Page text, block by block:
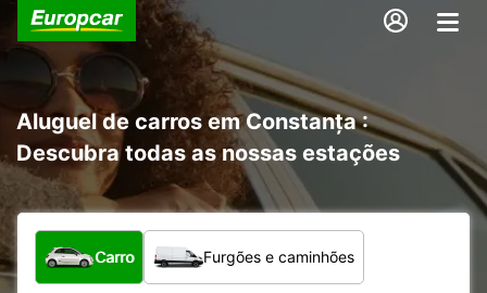
Aluguel de carros em Constanța :
Descubra todas as nossas estações
Qual tipo de veículo?
Carro Furgões e caminhões